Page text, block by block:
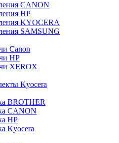
CANON
HP
KYOCERA
SAMSUNG
Canon
HP
XEROX
Kyocera
BROTHER
CANON
HP
Kyocera